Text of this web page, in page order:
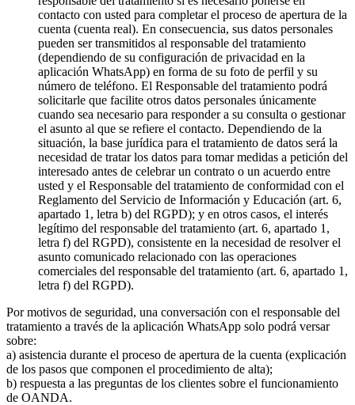
contacto con usted para completar el proceso de apertura de la
cuenta (cuenta real). En consecuencia, sus datos personales
pueden ser transmitidos al responsable del tratamiento
(dependiendo de su configuración de privacidad en la
aplicación WhatsApp) en forma de su foto de perfil y su
número de teléfono. El Responsable del tratamiento podrá
solicitarle que facilite otros datos personales únicamente
cuando sea necesario para responder a su consulta o gestionar
el asunto al que se refiere el contacto. Dependiendo de la
situación, la base jurídica para el tratamiento de datos será la
necesidad de tratar los datos para tomar medidas a petición del
interesado antes de celebrar un contrato o un acuerdo entre
usted y el Responsable del tratamiento de conformidad con el
Reglamento del Servicio de Información y Educación (art. 6,
apartado 1, letra b) del RGPD); y en otros casos, el interés
legítimo del responsable del tratamiento (art. 6, apartado 1,
letra f) del RGPD), consistente en la necesidad de resolver el
asunto comunicado relacionado con las operaciones
comerciales del responsable del tratamiento (art. 6, apartado 1,
letra f) del RGPD).
Por motivos de seguridad, una conversación con el responsable del
tratamiento a través de la aplicación WhatsApp solo podrá versar
sobre:
a) asistencia durante el proceso de apertura de la cuenta (explicación
de los pasos que componen el procedimiento de alta);
b) respuesta a las preguntas de los clientes sobre el funcionamiento
de OANDA.